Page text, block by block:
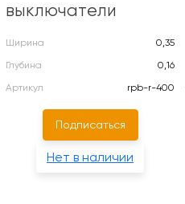
выключатели
Ширина
0,35
Глубина
0,16
Артикул
rpb-r-400
Подписаться
Нет в наличии